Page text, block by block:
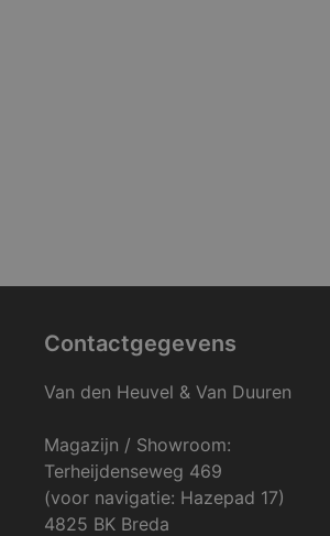
Contactgegevens
Van den Heuvel & Van Duuren
Magazijn / Showroom:
Terheijdenseweg 469
(voor navigatie: Hazepad 17)
4825 BK Breda